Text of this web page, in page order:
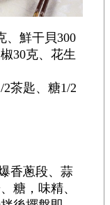
、鮮干貝300
30克、花生
2茶匙、糖1/2
香蔥段、蒜
糖，味精、